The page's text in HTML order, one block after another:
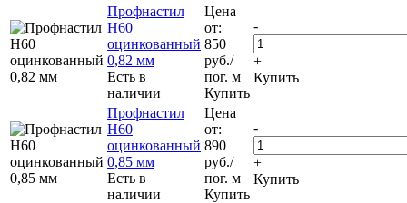
Профнастил
Н60
оцинкованный
0,82 мм
Есть в
наличии
Цена
от:
850
руб./
пог. м
Купить
-
+
Купить
Профнастил
Н60
оцинкованный
0,85 мм
Есть в
наличии
Цена
от:
890
руб./
пог. м
Купить
-
+
Купить